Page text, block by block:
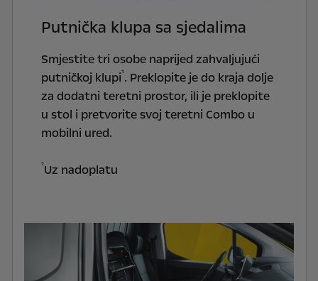
Putnička klupa sa sjedalima
Smjestite tri osobe naprijed zahvaljujući
putničkoj klupi¹. Preklopite je do kraja dolje
za dodatni teretni prostor, ili je preklopite
u stol i pretvorite svoj teretni Combo u
mobilni ured.
¹Uz nadoplatu